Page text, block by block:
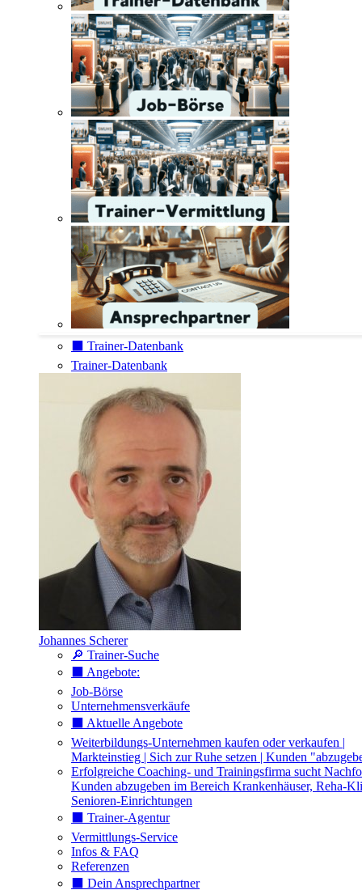
⬛️ Trainer-Datenbank
Trainer-Datenbank
Johannes Scherer
🔎 Trainer-Suche
⬛️ Angebote:
Job-Börse
Unternehmensverkäufe
⬛️ Aktuelle Angebote
Weiterbildungs-Unternehmen kaufen oder verkaufen |
Markteinstieg | Sich zur Ruhe setzen | Kunden
Erfolgreiche Coaching- und Trainingsfirma sucht
Kunden abzugeben im Bereich Krankenhäuser, Reha-
Senioren-Einrichtungen
⬛️ Trainer-Agentur
Vermittlungs-Service
Infos & FAQ
Referenzen
⬛️ Dein Ansprechpartner